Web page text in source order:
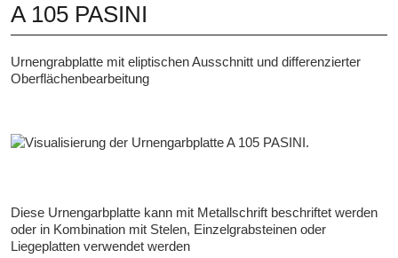
A 105 PASINI
Urnengrabplatte mit eliptischen Ausschnitt und differenzierter
Oberflächenbearbeitung
Diese Urnengarbplatte kann mit Metallschrift beschriftet werden
oder in Kombination mit Stelen, Einzelgrabsteinen oder
Liegeplatten verwendet werden